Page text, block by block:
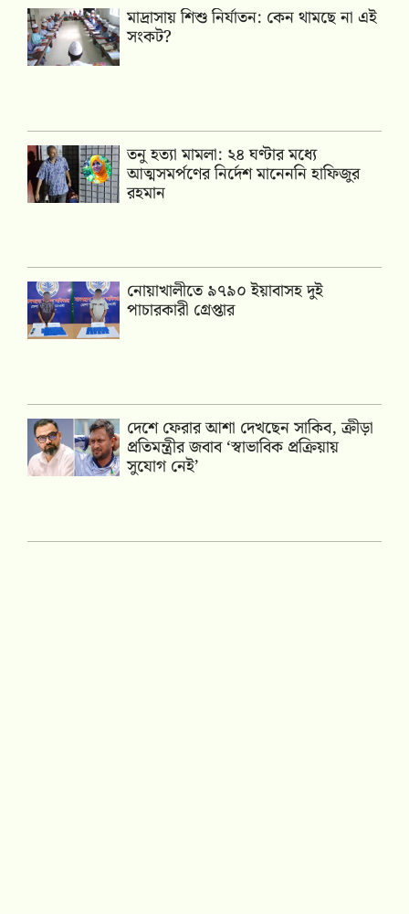
মাদ্রাসায় শিশু নির্যাতন: কেন থামছে না এই
সংকট?
তনু হত্যা মামলা: ২৪ ঘণ্টার মধ্যে
আত্মসমর্পণের নির্দেশ মানেননি হাফিজুর
রহমান
নোয়াখালীতে ৯৭৯০ ইয়াবাসহ দুই
পাচারকারী গ্রেপ্তার
দেশে ফেরার আশা দেখছেন সাকিব, ক্রীড়া
প্রতিমন্ত্রীর জবাব ‘স্বাভাবিক প্রক্রিয়ায়
সুযোগ নেই’